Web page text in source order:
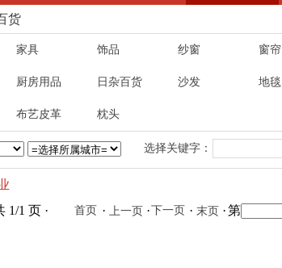
货
家具 饰品 纱窗 窗帘
厨房用品 日杂百货 沙发 地毯
布艺皮革 枕头
选择关键字：
1/1 页 · 首页 · 上一页 ·下一页 · 末页 ·第